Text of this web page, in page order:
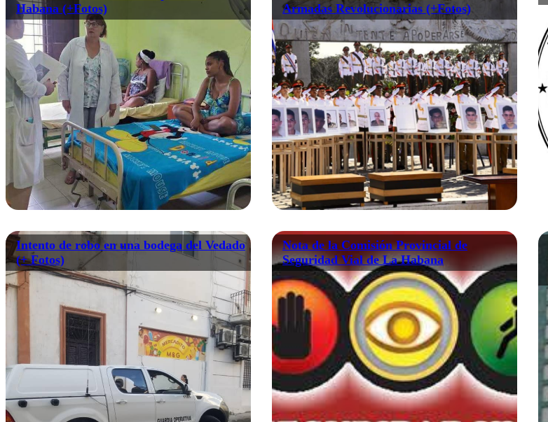
Habana (+Fotos)
Armadas Revolucionarias (+Fotos)
Intento de robo en una bodega del Vedado
(+ Fotos)
Nota de la Comisión Provincial de
Seguridad Vial de La Habana